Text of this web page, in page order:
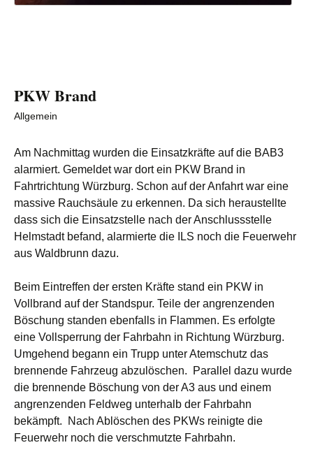
PKW Brand
Allgemein
Am Nachmittag wurden die Einsatzkräfte auf die BAB3
alarmiert. Gemeldet war dort ein PKW Brand in
Fahrtrichtung Würzburg. Schon auf der Anfahrt war eine
massive Rauchsäule zu erkennen. Da sich heraustellte
dass sich die Einsatzstelle nach der Anschlussstelle
Helmstadt befand, alarmierte die ILS noch die Feuerwehr
aus Waldbrunn dazu.
Beim Eintreffen der ersten Kräfte stand ein PKW in
Vollbrand auf der Standspur. Teile der angrenzenden
Böschung standen ebenfalls in Flammen. Es erfolgte
eine Vollsperrung der Fahrbahn in Richtung Würzburg.
Umgehend begann ein Trupp unter Atemschutz das
brennende Fahrzeug abzulöschen. Parallel dazu wurde
die brennende Böschung von der A3 aus und einem
angrenzenden Feldweg unterhalb der Fahrbahn
bekämpft.
Nach Ablöschen des PKWs reinigte die
Feuerwehr noch die verschmutzte Fahrbahn.